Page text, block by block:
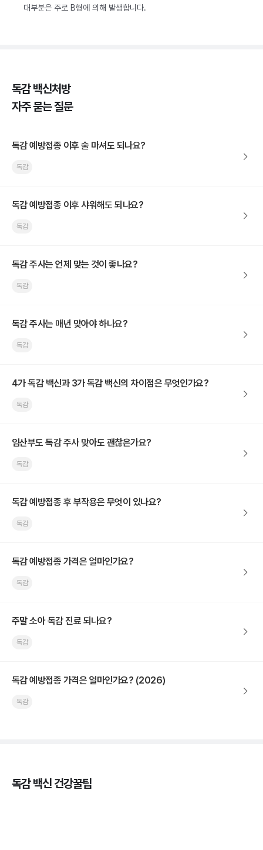
대부분은 주로 B형에 의해 발생합니다.
독감 백신처방
자주 묻는 질문
독감 예방접종 이후 술 마셔도 되나요?
독감
독감 예방접종 이후 샤워해도 되나요?
독감
독감 주사는 언제 맞는 것이 좋나요?
독감
독감 주사는 매년 맞아야 하나요?
독감
4가 독감 백신과 3가 독감 백신의 차이점은 무엇인가요?
독감
임산부도 독감 주사 맞아도 괜찮은가요?
독감
독감 예방접종 후 부작용은 무엇이 있나요?
독감
독감 예방접종 가격은 얼마인가요?
독감
주말 소아 독감 진료 되나요?
독감
독감 예방접종 가격은 얼마인가요? (2026)
독감
독감 백신 건강꿀팁